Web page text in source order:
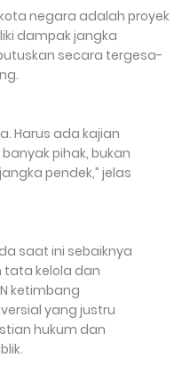
negara adalah proyek
dampak jangka
secara tergesa-
Harus ada kajian
pihak, bukan
pendek,” jelas
saat ini sebaiknya
kelola dan
ketimbang
yang justru
hukum dan